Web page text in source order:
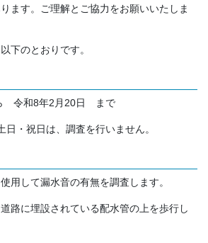
ます。ご理解とご協力をお願いいたしま
下のとおりです。
令和8年2月20日 まで
・祝日は、調査を行いません。
用して漏水音の有無を調査します。
路に埋設されている配水管の上を歩行し